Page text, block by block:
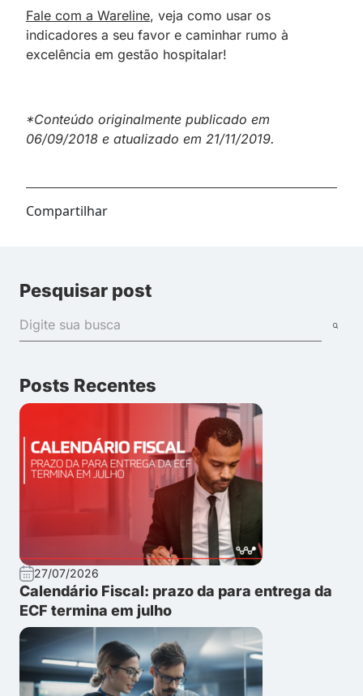
Fale com a Wareline, veja como usar os
indicadores a seu favor e caminhar rumo à
excelência em gestão hospitalar!
*Conteúdo originalmente publicado em
06/09/2018 e atualizado em 21/11/2019.
Compartilhar
Pesquisar post
Posts Recentes
27/07/2026
Calendário Fiscal: prazo da para entrega da
ECF termina em julho